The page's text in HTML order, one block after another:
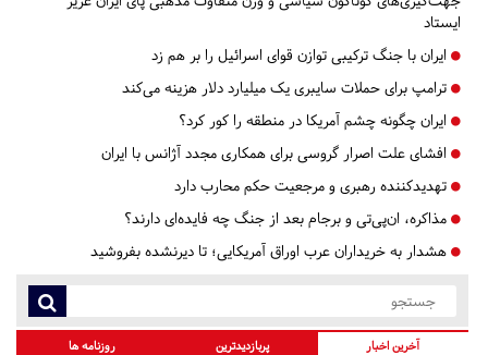
ایستاد
ایران با جنگ ترکیبی توازن قوای اسرائیل را بر هم زد
ترامپ برای حملات سایبری یک میلیارد دلار هزینه می‌کند
ایران چگونه چشم آمریکا در منطقه را کور کرد؟
افشای علت اصرار گروسی برای همکاری مجدد آژانس با ایران
تهدیدکننده رهبری و مرجعیت حکم محارب دارد
مذاکره، ان‌پی‌تی و برجام بعد از جنگ چه فایده‌ای دارند؟
هشدار به خریداران عرب اوراق آمریکایی؛ تا دیرنشده بفروشید
آخرین اخبار پربازدیدترین روزنامه ها